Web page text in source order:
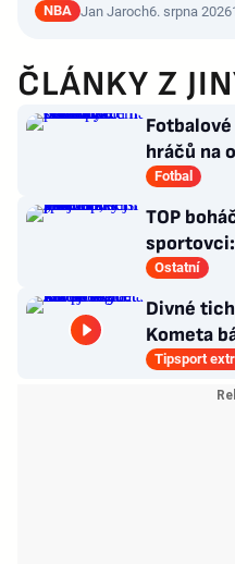
NBA Jan Jaroch6. srpna 2026
ČLÁNKY Z
hráčů na
situace
Fotbal
TOP
pohoršil,
hráč
Ostatní
Divné
Kometa
Tipsport